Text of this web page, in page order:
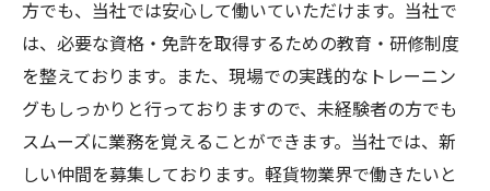
方でも、当社では安心して働いていただけます。当社で
は、必要な資格・免許を取得するための教育・研修制度
を整えております。また、現場での実践的なトレーニン
グもしっかりと行っておりますので、未経験者の方でも
スムーズに業務を覚えることができます。当社では、新
しい仲間を募集しております。軽貨物業界で働きたいと